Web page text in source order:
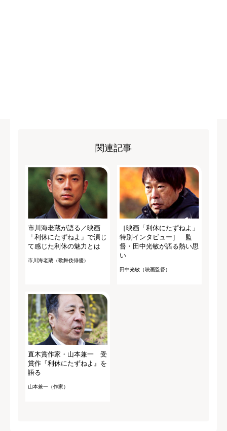
関連記事
市川海老蔵が語る／映画
「利休にたずねよ」で演じ
て感じた利休の魅力とは
市川海老蔵（歌舞伎俳優）
［映画「利休にたずねよ」
特別インタビュー］ 監
督・田中光敏が語る熱い思
い
田中光敏（映画監督）
直木賞作家・山本兼一 受
賞作『利休にたずねよ』を
語る
山本兼一（作家）